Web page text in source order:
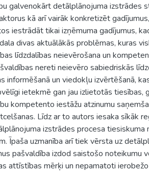
galvenokārt detālplānojuma izstrādes
kā arī vairāk konkretizēt
iestrādāt tikai izņēmuma gadījumus,
divas aktuālākās problēmas, kuras
līdzdalības neievērošana un
nereti neievēro sabiedriskās
informēšanā un viedokļu izvērtēšanā,
ietekmē gan jau izlietotās tiesības,
kompetento iestāžu atzinumu
Līdz ar to autors iesaka sīkāk
izstrādes procesa tiesiskuma
Īpaša uzmanība arī tiek vērsta uz
pašvaldība izdod saistošo noteikumu
attīstības mērķi un nepamatoti